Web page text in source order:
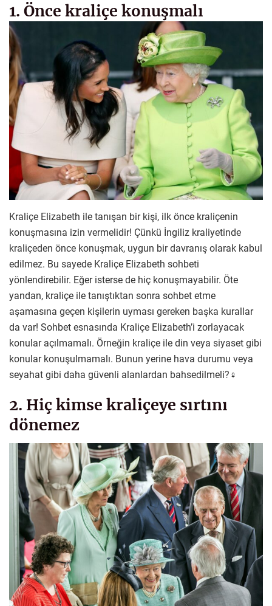
1. Önce kraliçe konuşmalı
Kraliçe Elizabeth ile tanışan bir kişi, ilk önce kraliçenin
konuşmasına izin vermelidir! Çünkü İngiliz kraliyetinde
kraliçeden önce konuşmak, uygun bir davranış olarak kabul
edilmez. Bu sayede Kraliçe Elizabeth sohbeti
yönlendirebilir. Eğer isterse de hiç konuşmayabilir. Öte
yandan, kraliçe ile tanıştıktan sonra sohbet etme
aşamasına geçen kişilerin uyması gereken başka kurallar
da var! Sohbet esnasında Kraliçe Elizabeth’i zorlayacak
konular açılmamalı. Örneğin kraliçe ile din veya siyaset gibi
konular konuşulmamalı. Bunun yerine hava durumu veya
seyahat gibi daha güvenli alanlardan bahsedilmeli?‍♀️
2. Hiç kimse kraliçeye sırtını
dönemez